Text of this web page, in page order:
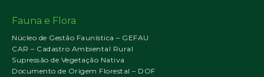
Fauna e Flora
Núcleo de Gestão Faunística – GEFAU
CAR – Cadastro Ambiental Rural
Supressão de Vegetação Nativa
Documento de Origem Florestal – DOF